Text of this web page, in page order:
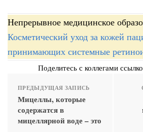
Непрерывное медицинское
Косметический уход за кожей
принимающих системные
Поделитесь с коллегами
ПРЕДЫДУЩАЯ ЗАПИСЬ
Мицеллы, которые
содержатся в
мицеллярной воде – это